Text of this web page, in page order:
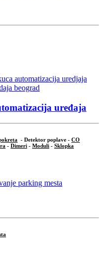
uređaja
- Detektor poplave - CO
- Dimeri - Moduli - Sklopka